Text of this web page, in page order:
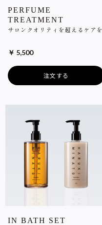
PERFUME
TREATMENT
サロンクオリティを超えるケアを
￥ 5,500
注文する
IN BATH SET